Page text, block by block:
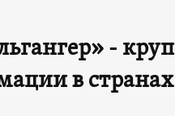
-
в